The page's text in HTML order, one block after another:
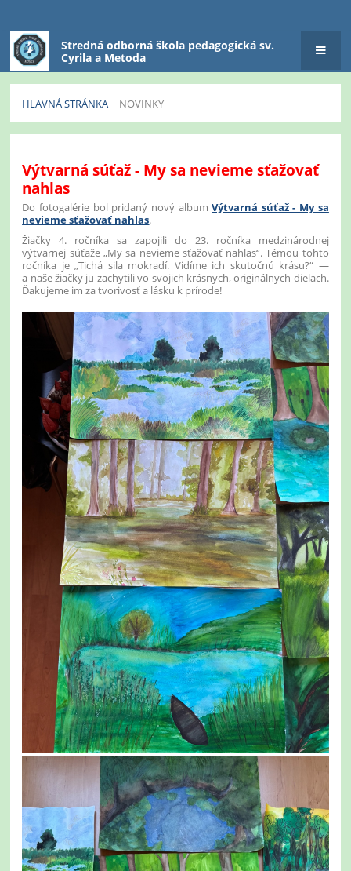
Stredná odborná škola pedagogická sv.
Cyrila a Metoda
HLAVNÁ STRÁNKA NOVINKY
Výtvarná súťaž - My sa nevieme sťažovať
nahlas
Do fotogalérie bol pridaný nový albumVýtvarná súťaž - My sa
nevieme sťažovať nahlas.
Žiačky 4. ročníka sa zapojili do 23. ročníka medzinárodnej
výtvarnej súťaže „My sa nevieme sťažovať nahlas“. Témou tohto
ročníka je „Tichá sila mokradí. Vidíme ich skutočnú krásu?“ —
a naše žiačky ju zachytili vo svojich krásnych, originálnych dielach.
Ďakujeme im za tvorivosť a lásku k prírode!